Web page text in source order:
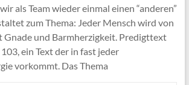
als Team wieder einmal einen “anderen”
zum Thema: Jeder Mensch wird von
und Barmherzigkeit. Predigttext
ein Text der in fast jeder
vorkommt. Das Thema